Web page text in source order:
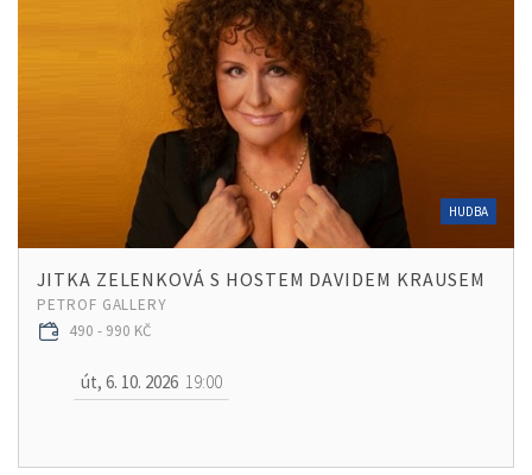
HUDBA
JITKA ZELENKOVÁ S HOSTEM DAVIDEM KRAUSEM
PETROF GALLERY
490 - 990 KČ
út, 6. 10. 2026 19:00